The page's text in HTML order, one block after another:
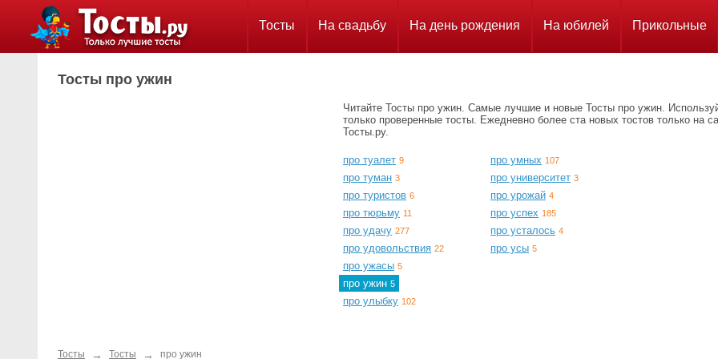
Тосты На свадьбу На день рождения На юбилей Прикольные
Тосты про ужин
Читайте Тосты про ужин. Самые лучшие и новые Тосты про ужин.
только проверенные тосты. Ежедневно более ста новых тостов только на
Тосты.ру.
про туалет 9
про туман 3
про туристов 6
про тюрьму 11
про удачу 277
про удовольствия 22
про ужасы 5
про ужин 5
про улыбку 102
про умных 107
про университет 3
про урожай 4
про успех 185
про усталось 4
про усы 5
Тосты → Тосты → про ужин